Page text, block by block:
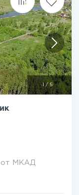
1/ 5
от МКАД